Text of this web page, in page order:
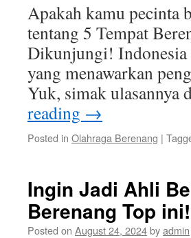
Apakah kamu pecinta
tentang 5 Tempat
Dikunjungi! Indonesia
yang menawarkan
Yuk, simak
reading →
Posted in Olahraga Berenang |
Ingin Jadi Ahli
Berenang Top ini!
Posted on August 24, 2024byadmin